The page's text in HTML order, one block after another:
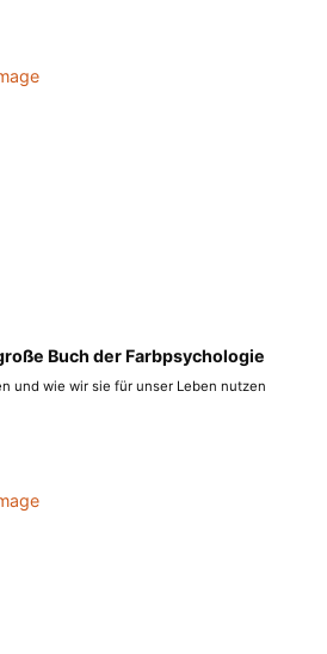
Buch der Farbpsychologie
und wie wir sie für unser Leben nutzen